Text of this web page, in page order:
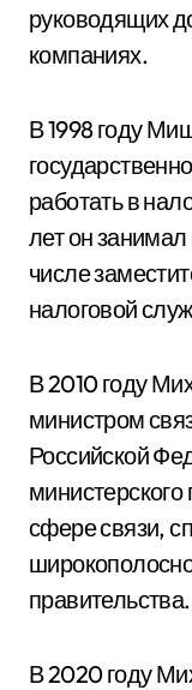
руководящих
компаниях.
В 1998 году
работать в
лет он
числе
налоговой
В 2010 году
министром
Российской
сфере связи,
правительства.
В 2020 году